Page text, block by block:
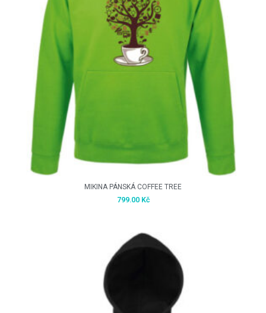
MIKINA PÁNSKÁ COFFEE TREE
799.00 Kč